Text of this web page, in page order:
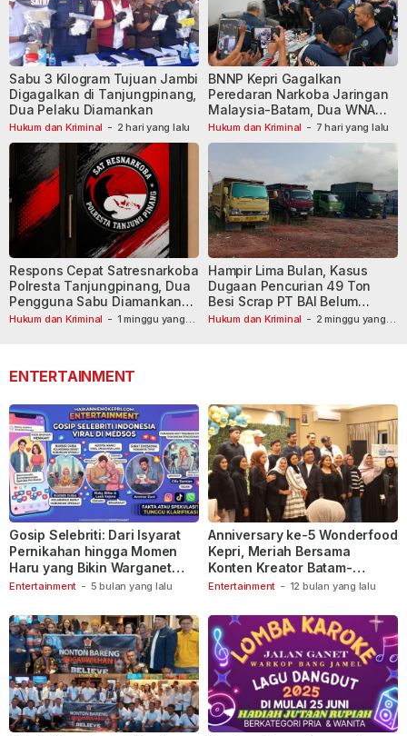
Hukum dan Kriminal - 2 hari yang lalu
Sabu 3 Kilogram Tujuan Jambi
Digagalkan di Tanjungpinang,
Dua Pelaku Diamankan
Hukum dan Kriminal - 7 hari yang lalu
BNNP Kepri Gagalkan
Peredaran Narkoba Jaringan
Malaysia-Batam, Dua WNA
Masih Diburu
Hukum dan Kriminal - 1 minggu yang
Respons Cepat Satresnarkoba
Polresta Tanjungpinang, Dua
Pengguna Sabu Diamankan
Usai Dilaporkan ke Call Center
Hukum dan Kriminal - 2 minggu yang
Hampir Lima Bulan, Kasus
Dugaan Pencurian 49 Ton
Besi Scrap PT BAI Belum
Tetapkan Tersangka
ENTERTAINMENT
Entertainment - 5 bulan yang lalu
Gosip Selebriti: Dari Isyarat
Pernikahan hingga Momen
Haru yang Bikin Warganet
Berspekulasi
Entertainment - 12 bulan yang lalu
Anniversary ke-5 Wonderfood
Kepri, Meriah Bersama
Konten Kreator Batam-
Tanjungpinang